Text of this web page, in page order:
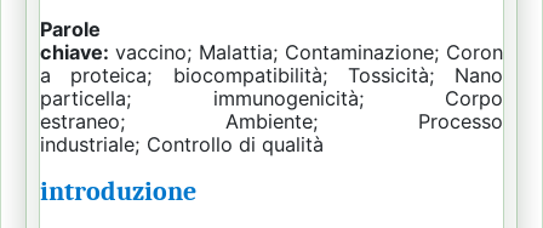
Parole
chiave: vaccino; Malattia; Contaminazione; Coron
a proteica; biocompatibilità; Tossicità; Nano
particella; immunogenicità; Corpo
estraneo; Ambiente; Processo
industriale; Controllo di qualità
introduzione